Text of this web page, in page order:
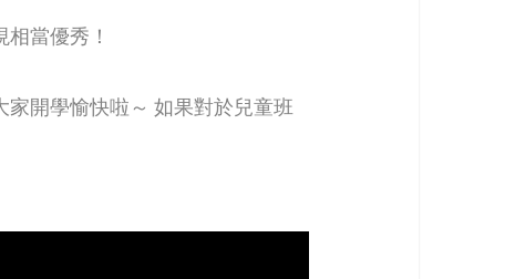
當優秀！
開學愉快啦～ 如果對於兒童班